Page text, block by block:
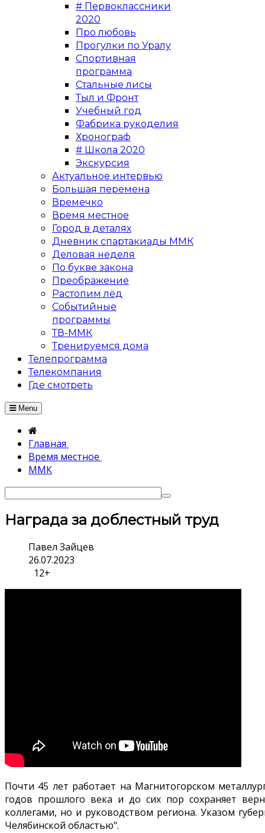
# Первоклассники
2020
Про любовь
Прогулки по Уралу
Спортивная
программа
Стальные лисы
Тыл и Фронт
Учебный год
Фабрика рукоделия
Хронограф
# Школа 2020
Экскурсия
Актуальное интервью
Большая перемена
Времечко
Время местное
Город в деталях
Дневник спартакиады ММК
Деловая неделя
По букве закона
Преображение
Растопим лёд
Событийные
программы
ТВ-ММК
Тренируемся дома
Телепрограмма
Телекомпания
Где смотреть
Menu
Главная
Время местное
ММК
Награда за доблестный труд
Павел Зайцев
26.07.2023
12+
Почти 45 лет работает на Магнитогорском
годов прошлого века и до сих пор сохраняет
коллегами, но и руководством региона. Указом
Челябинской областью".